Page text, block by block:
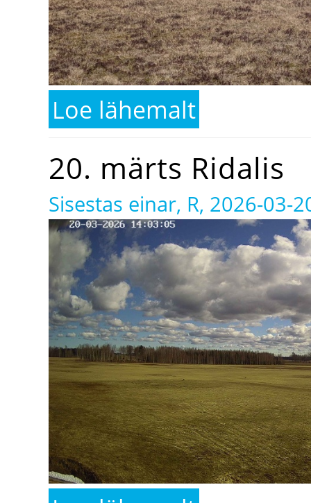
Loe lähemalt
20. märts Ridalis
Sisestas einar, R, 2026-03-